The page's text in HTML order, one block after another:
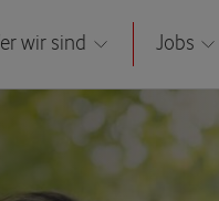
wir sind Jobs